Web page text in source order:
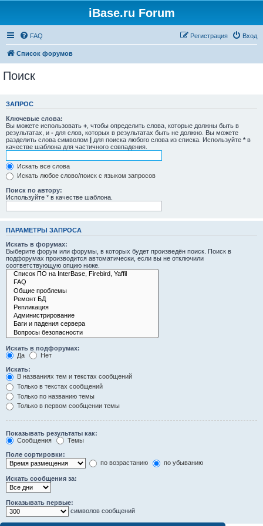
iBase.ru Forum
FAQ Вход
Регистрация
Список форумов
Поиск
ЗАПРОС
Ключевые слова:
Вы можете использовать + , чтобы определить слова, которые должны быть в
результатах, и - для слов, которых в результатах быть не должно. Вы можете
разделить слова символом | для поиска любого слова из списка. Используйте * в
качестве шаблона для частичного совпадения.
Искать все слова
Искать любое слово/поиск с языком запросов
Поиск по автору:
Используйте * в качестве шаблона.
ПАРАМЕТРЫ ЗАПРОСА
Искать в форумах:
Выберите форум или форумы, в которых будет произведён поиск. Поиск в
подфорумах производится автоматически, если вы не отключили
соответствующую опцию ниже.
Искать в подфорумах:
Да
Нет
Искать:
В названиях тем и текстах сообщений
Только в текстах сообщений
Только по названию темы
Только в первом сообщении темы
Показывать результаты как:
Сообщения
Темы
Поле сортировки:
по возрастанию
по убыванию
Искать сообщения за:
Показывать первые:
символов сообщений